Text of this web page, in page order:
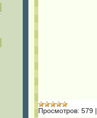
Просмотров: 579